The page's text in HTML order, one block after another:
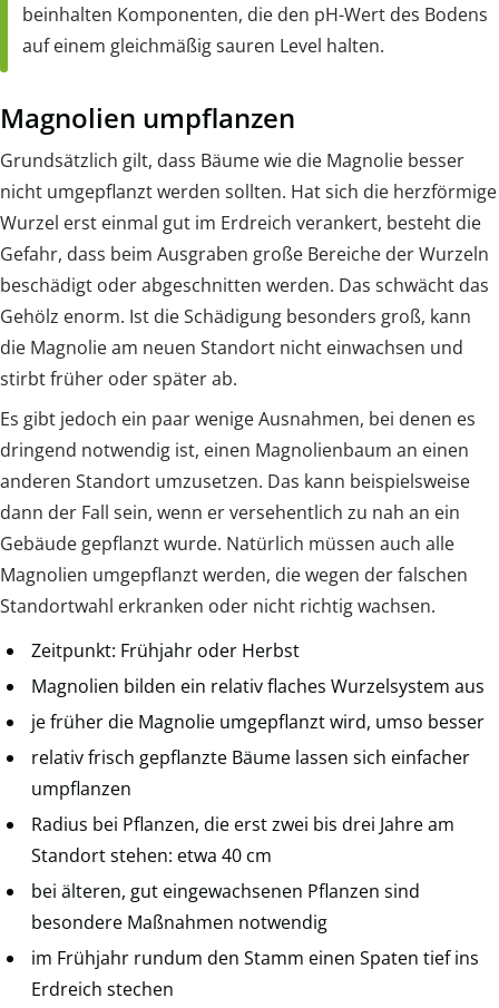
beinhalten Komponenten, die den pH-Wert des Bodens
auf einem gleichmäßig sauren Level halten.
Magnolien umpflanzen
Grundsätzlich gilt, dass Bäume wie die Magnolie besser
nicht umgepflanzt werden sollten. Hat sich die herzförmige
Wurzel erst einmal gut im Erdreich verankert, besteht die
Gefahr, dass beim Ausgraben große Bereiche der Wurzeln
beschädigt oder abgeschnitten werden. Das schwächt das
Gehölz enorm. Ist die Schädigung besonders groß, kann
die Magnolie am neuen Standort nicht einwachsen und
stirbt früher oder später ab.
Es gibt jedoch ein paar wenige Ausnahmen, bei denen es
dringend notwendig ist, einen Magnolienbaum an einen
anderen Standort umzusetzen. Das kann beispielsweise
dann der Fall sein, wenn er versehentlich zu nah an ein
Gebäude gepflanzt wurde. Natürlich müssen auch alle
Magnolien umgepflanzt werden, die wegen der falschen
Standortwahl erkranken oder nicht richtig wachsen.
Zeitpunkt: Frühjahr oder Herbst
Magnolien bilden ein relativ flaches Wurzelsystem aus
je früher die Magnolie umgepflanzt wird, umso besser
relativ frisch gepflanzte Bäume lassen sich einfacher
umpflanzen
Radius bei Pflanzen, die erst zwei bis drei Jahre am
Standort stehen: etwa 40 cm
bei älteren, gut eingewachsenen Pflanzen sind
besondere Maßnahmen notwendig
im Frühjahr rundum den Stamm einen Spaten tief ins
Erdreich stechen